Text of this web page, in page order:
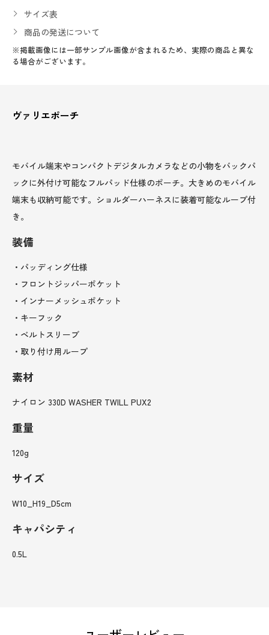
サイズ表
商品の発送について
※掲載画像には一部サンプル画像が含まれるため、実際の商品と異な
る場合がございます。
ヴァリエポーチ
モバイル端末やコンパクトデジタルカメラなどの小物をバックパ
ックに外付け可能なフルパッド仕様のポーチ。大きめのモバイル
端末も収納可能です。ショルダーハーネスに装着可能なループ付
き。
装備
・パッディング仕様
・フロントジッパーポケット
・インナーメッシュポケット
・キーフック
・ベルトスリーブ
・取り付け用ループ
素材
ナイロン 330D WASHER TWILL PUX2
重量
120g
サイズ
W10_H19_D5cm
キャパシティ
0.5L